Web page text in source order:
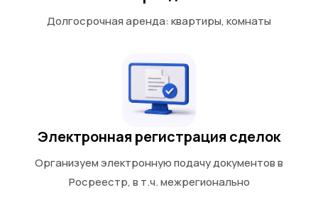
Долгосрочная аренда: квартиры, комнаты
Электронная регистрация сделок
Организуем электронную подачу документов в
Росреестр, в т.ч. межрегионально